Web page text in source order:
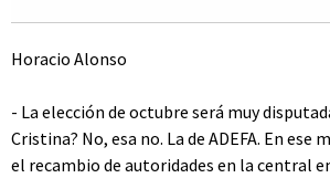
Horacio Alonso
- La elección de octubre será muy
Cristina? No, esa no. La de ADEFA. En ese
el recambio de autoridades en la central